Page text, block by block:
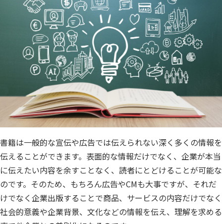
書籍は一般的な宣伝や広告では伝えられない深く多くの情報を
伝えることができます。表面的な情報だけでなく、企業が本当
に伝えたい内容を余すことなく、読者にとどけることが可能な
のです。そのため、もちろん広告やCMも大事ですが、それだ
けでなく企業出版することで商品、サービスの内容だけでなく
社会的意義や企業背景、文化などの情報を伝え、理解を求める